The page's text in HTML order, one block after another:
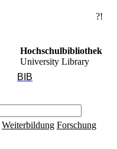
?!
Hochschulbibliothek
University Library
BIB
Weiterbildung Forschung